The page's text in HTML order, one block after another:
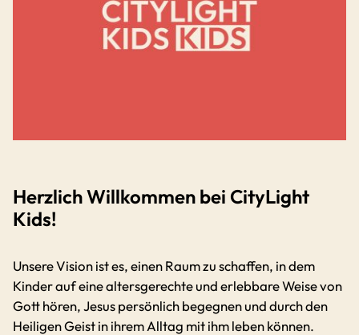
Herzlich Willkommen bei CityLight
Kids!
Unsere Vision ist es, einen Raum zu schaffen, in dem
Kinder auf eine altersgerechte und erlebbare Weise von
Gott hören, Jesus persönlich begegnen und durch den
Heiligen Geist in ihrem Alltag mit ihm leben können.